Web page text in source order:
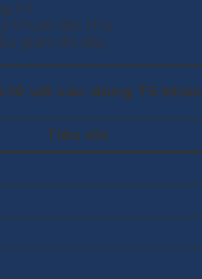
trí
thuật đặc thù
giảm độ dày
với các dòng TS khác
Tiêu chí